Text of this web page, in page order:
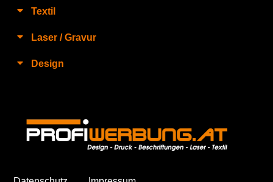
Textil
Laser / Gravur
Design